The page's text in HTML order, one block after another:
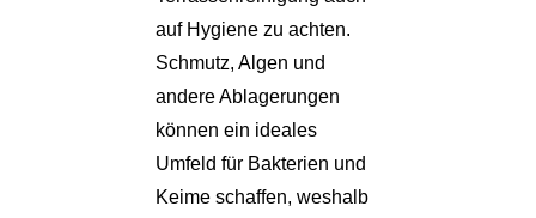
auf Hygiene zu achten.
Schmutz, Algen und
andere Ablagerungen
können ein ideales
Umfeld für Bakterien und
Keime schaffen, weshalb